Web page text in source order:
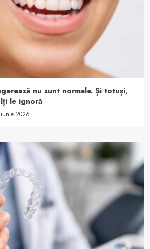
nu sunt normale. Și totuși,
le ignoră
2026